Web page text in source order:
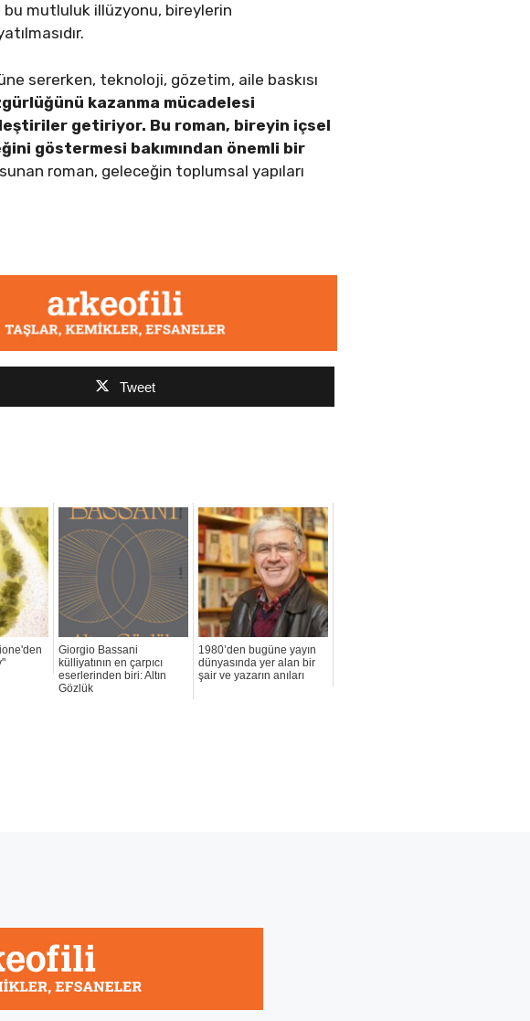
bu mutluluk illüzyonu, bireylerin
sererken, teknoloji, gözetim, aile baskısı
kazanma mücadelesi
getiriyor. Bu roman, bireyin içsel
göstermesi bakımından önemli bir
roman, geleceğin toplumsal yapıları
Tweet
Giorgio Bassani
külliyatının en çarpıcı
eserlerinden biri: Altın
Gözlük
1980’den bugüne yayın
dünyasında yer alan bir
şair ve yazarın anıları